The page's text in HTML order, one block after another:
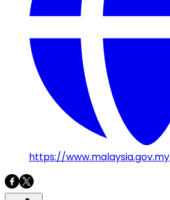
https://www.malaysia.gov.my